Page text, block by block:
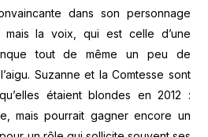
dans son personnage
mais la voix, qui est celle d’une
tout de même un peu de
Suzanne et la Comtesse sont
étaient blondes en 2012 :
mais pourrait gagner encore un